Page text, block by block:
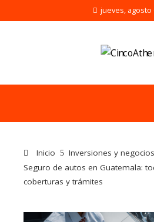
jueves, agosto
Inicio
Inversiones y negocios
Seguro de autos en Guatemala:
coberturas y trámites